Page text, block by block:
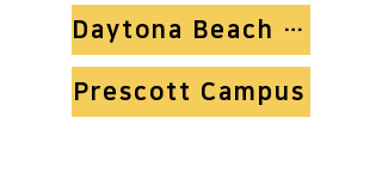
Daytona Beach Campus
Prescott Campus